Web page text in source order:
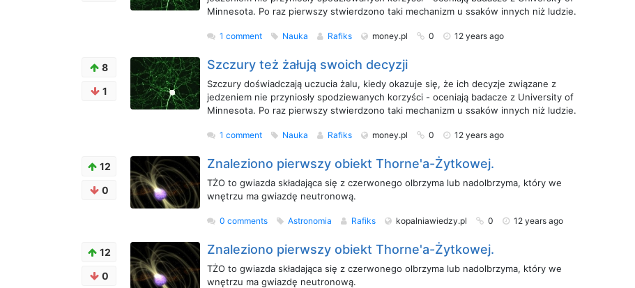
Minnesota. Po raz pierwszy stwierdzono taki mechanizm u ssaków innych niż ludzie.
1 comment Nauka Rafiks money.pl 0 12 years ago
8
1
Szczury też żałują swoich decyzji
Szczury doświadczają uczucia żalu, kiedy okazuje się, że ich decyzje związane z
jedzeniem nie przyniosły spodziewanych korzyści - oceniają badacze z University of
Minnesota. Po raz pierwszy stwierdzono taki mechanizm u ssaków innych niż ludzie.
1 comment Nauka Rafiks money.pl 0 12 years ago
12
0
Znaleziono pierwszy obiekt Thorne'a-Żytkowej.
TŻO to gwiazda składająca się z czerwonego olbrzyma lub nadolbrzyma, który we
wnętrzu ma gwiazdę neutronową.
0 comments Astronomia Rafiks kopalniawiedzy.pl 0 12 years ago
12
0
Znaleziono pierwszy obiekt Thorne'a-Żytkowej.
TŻO to gwiazda składająca się z czerwonego olbrzyma lub nadolbrzyma, który we
wnętrzu ma gwiazdę neutronową.